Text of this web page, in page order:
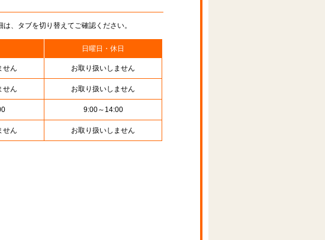
、タブを切り替えてご確認ください。
日曜日・休日
せん お取り扱いしません
せん お取り扱いしません
9:00～14:00
せん お取り扱いしません